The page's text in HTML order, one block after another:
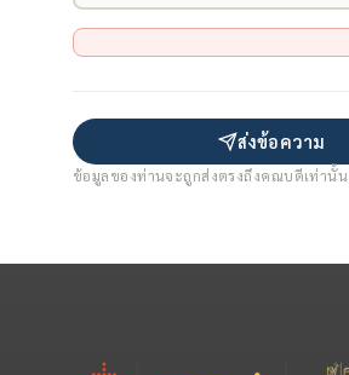
ส่งข้อความ
ข้อมูลของท่านจะถูกส่งตรงถึงคณบดีเท่านั้น